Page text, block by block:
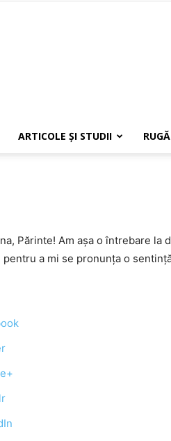
ARTICOLE ŞI STUDII
Părinte! Am aşa o întrebare la
pentru a mi se pronunţa o